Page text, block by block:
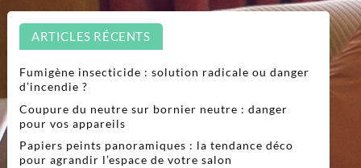
ARTICLES RÉCENTS
Fumigène insecticide : solution radicale ou danger
d’incendie ?
Coupure du neutre sur bornier neutre : danger
pour vos appareils
Papiers peints panoramiques : la tendance déco
pour agrandir l’espace de votre salon